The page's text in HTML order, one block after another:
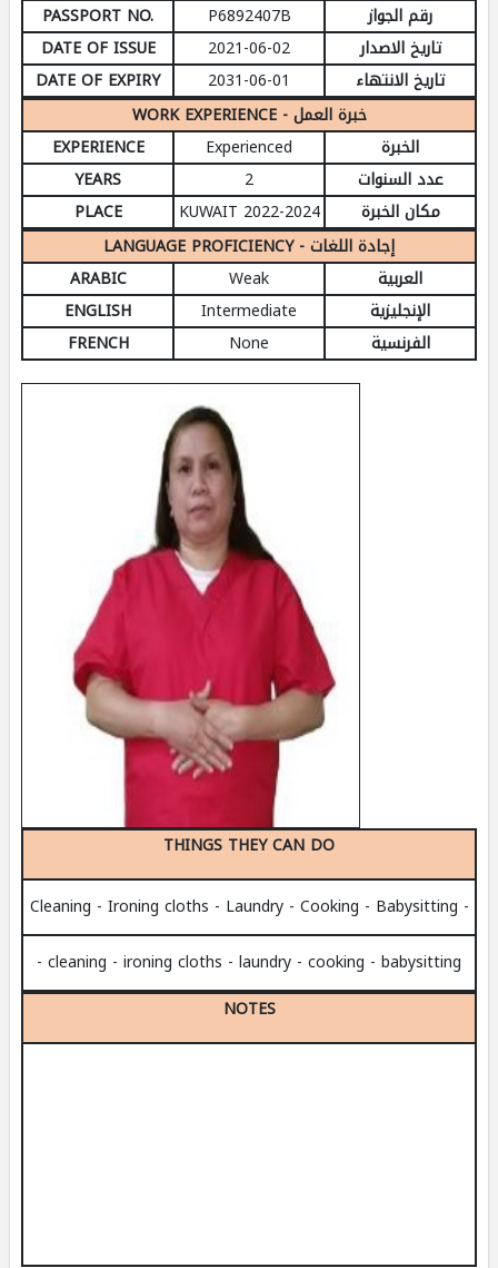
رقم الجواز
P6892407B
PASSPORT NO.
تاريخ الاصدار
2021-06-02
DATE OF ISSUE
تاريخ الانتهاء
2031-06-01
DATE OF EXPIRY
WORK EXPERIENCE - خبرة العمل
الخبرة
Experienced
EXPERIENCE
عدد السنوات
2
YEARS
مكان الخبرة
KUWAIT 2022-2024
PLACE
LANGUAGE PROFICIENCY - إجادة اللغات
العربية
Weak
ARABIC
الإنجليزية
Intermediate
ENGLISH
الفرنسية
None
FRENCH
THINGS THEY CAN DO
- Cleaning - Ironing cloths - Laundry - Cooking - Babysitting
- cleaning - ironing cloths - laundry - cooking - babysitting
NOTES